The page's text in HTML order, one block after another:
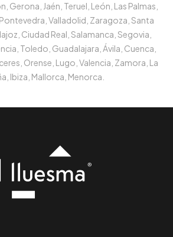
Gerona, Jaén, Teruel, León, Las Palmas,
Valladolid, Zaragoza, Santa
Ciudad Real, Salamanca, Segovia,
Toledo, Guadalajara, Ávila, Cuenca,
Orense, Lugo, Valencia, Zamora, La
Ibiza, Mallorca, Menorca.